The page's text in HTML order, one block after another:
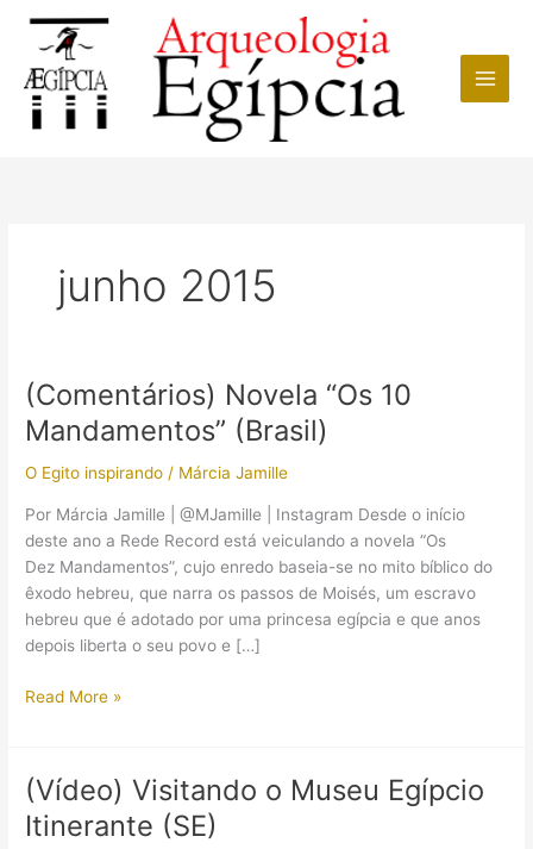
conteúdo
junho 2015
(Comentários) Novela “Os 10
Mandamentos” (Brasil)
O Egito inspirando / Márcia Jamille
Por Márcia Jamille | @MJamille | Instagram Desde o início
deste ano a Rede Record está veiculando a novela “Os
Dez Mandamentos”, cujo enredo baseia-se no mito bíblico do
êxodo hebreu, que narra os passos de Moisés, um escravo
hebreu que é adotado por uma princesa egípcia e que anos
depois liberta o seu povo e […]
(Comentários)
10
Mandamentos”
(Brasil)
Read More »
(Vídeo) Visitando o Museu Egípcio
Itinerante (SE)